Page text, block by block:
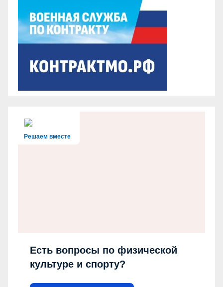
Решаем вместе
Есть вопросы по физической
культуре и спорту?